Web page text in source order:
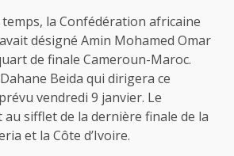
la Confédération africaine
désigné Amin Mohamed Omar
de finale Cameroun-Maroc.
Beida qui dirigera ce
vendredi 9 janvier. Le
sifflet de la dernière finale de la
et la Côte d’Ivoire.